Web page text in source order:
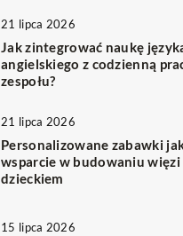
21 lipca 2026
Jak zintegrować naukę
angielskiego z codzienną
zespołu?
21 lipca 2026
Personalizowane zabawki
wsparcie w budowaniu więzi
dzieckiem
15 lipca 2026